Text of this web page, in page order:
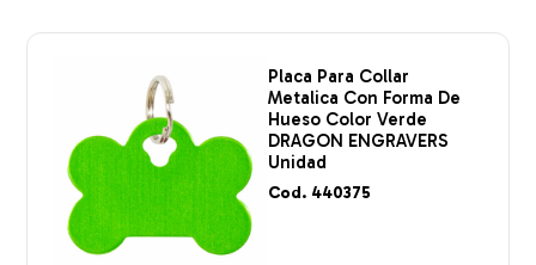
Placa Para Collar
Metalica Con Forma De
Hueso Color Verde
DRAGON ENGRAVERS
Unidad
Cod. 440375